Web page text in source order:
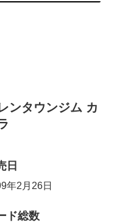
ンタウンジム カ
日
年2月26日
ド総数